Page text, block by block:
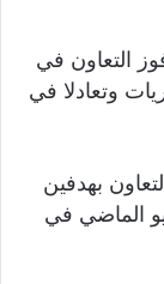
فوز التعاون في
وتعادلا في
بهدفين
في مباراة جمعتهما يوم 3 مايو الماضي في